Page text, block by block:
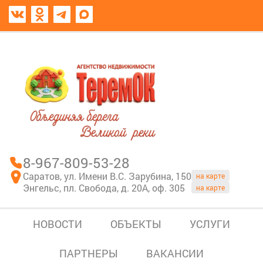
8-967-809-53-28
Саратов, ул. Имени В.С. Зарубина, 150 на карте
Энгельс, пл. Свобода, д. 20А, оф. 305 на карте
НОВОСТИ ОБЪЕКТЫ УСЛУГИ
ПАРТНЕРЫ ВАКАНСИИ